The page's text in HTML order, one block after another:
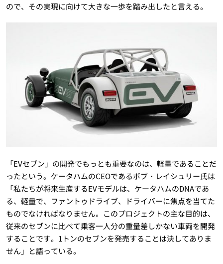
ので、その実現に向けて大きな一歩を踏み出したと言える。
「EVセブン」の開発でもっとも重要なのは、軽量であることだ
ったという。ケータハムのCEOであるボブ・レイシュリー氏は
「私たちが将来生産するEVモデルは、ケータハムのDNAであ
る、軽量で、ファントゥドライブ、ドライバーに焦点を当てた
ものでなければなりません。このプロジェクトの主な目的は、
従来のセブンに比べて乗客一人分の重量差しかない車両を開発
することです。1トンのセブンを発売することは決してありま
せん」と語っている。